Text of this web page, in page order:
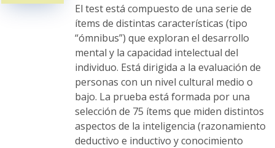
elegir
en
la
página
de
producto
El test está compuesto de una serie de
ítems de distintas características (tipo
“ómnibus”) que exploran el desarrollo
mental y la capacidad intelectual del
individuo. Está dirigida a la evaluación de
personas con un nivel cultural medio o
bajo. La prueba está formada por una
selección de 75 ítems que miden distintos
aspectos de la inteligencia (razonamiento
deductivo e inductivo y conocimiento